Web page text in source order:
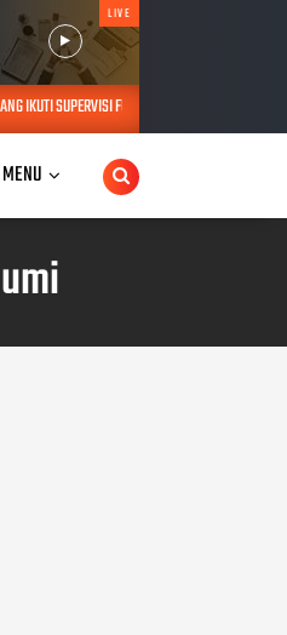
LIVE
SUPERVISI FUNGSI KEHUMASAN BIDANG